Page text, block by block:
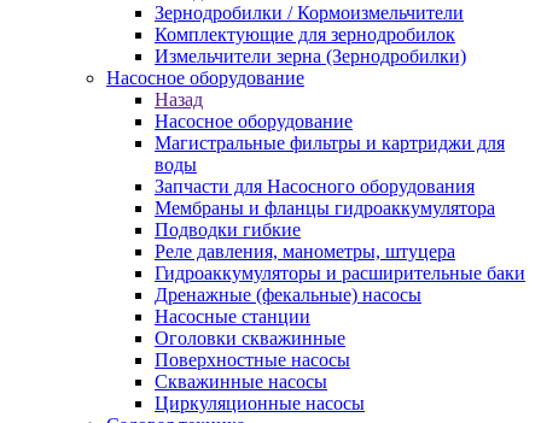
Зернодробилки / Кормоизмельчители
Комплектующие для зернодробилок
Измельчители зерна (Зернодробилки)
Насосное оборудование
Назад
Насосное оборудование
Магистральные фильтры и картриджи для
воды
Запчасти для Насосного оборудования
Мембраны и фланцы гидроаккумулятора
Подводки гибкие
Реле давления, манометры, штуцера
Гидроаккумуляторы и расширительные баки
Дренажные (фекальные) насосы
Насосные станции
Оголовки скважинные
Поверхностные насосы
Скважинные насосы
Циркуляционные насосы